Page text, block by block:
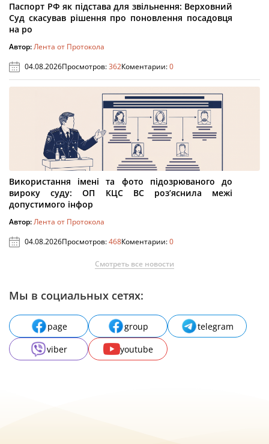
Паспорт РФ як підстава для звільнення: Верховний
Суд скасував рішення про поновлення посадовця
на ро
Автор:Лента от Протокола
04.08.2026Просмотров:362Коментарии:0
Використання імені та фото підозрюваного до
вироку суду: ОП КЦС ВС роз’яснила межі
допустимого інфор
Автор:Лента от Протокола
04.08.2026Просмотров:468Коментарии:0
Смотреть все новости
Мы в социальных сетях:
page group
telegram
viber
youtube